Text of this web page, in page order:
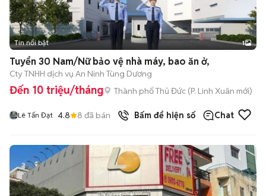
Tin nổi bật 1
Tuyển 30 Nam/Nữ bảo vệ nhà máy, bao ăn ở,
Cty TNHH dịch vụ An Ninh Tùng Dương
Đến 10 triệu/tháng Thành phố Thủ Đức (P. Linh Xuân mới)
Lê Tấn Đạt 4.8 8 đã bán Bấm để hiện số Chat